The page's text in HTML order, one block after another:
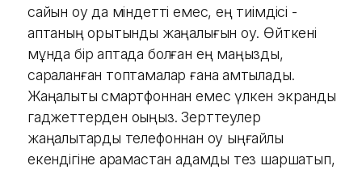
сайын оқу да міндетті емес, ең тиімдісі ­
аптаның қорытынды жаңалығын оқу. Өйткені
мұнда бір аптада болған ең маңызды,
сараланған топтамалар ғана қамтылады.
Жаңалықты смартфоннан емес үлкен экранды
гаджеттерден оқыңыз. Зерттеулер
жаңалықтарды телефоннан оқу ыңғайлы
екендігіне қарамастан адамды тез шаршатып,